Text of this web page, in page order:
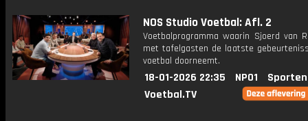
NOS Studio Voetbal: Afl. 2
Voetbalprogramma waarin Sjoerd van
met tafelgasten de laatste
voetbal doorneemt.
18-01-2026 22:35 NPO1
Voetbal.TV